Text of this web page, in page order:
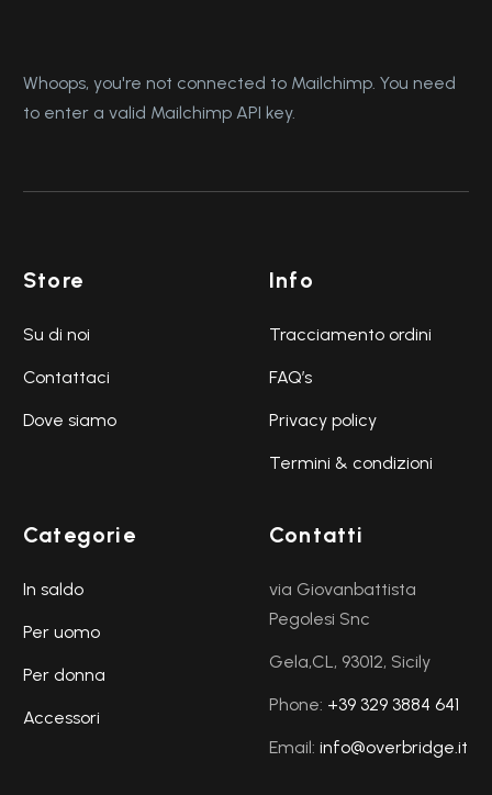
Whoops, you're not connected to Mailchimp. You need
to enter a valid Mailchimp API key.
Store
Su di noi
Contattaci
Dove siamo
Info
Tracciamento ordini
FAQ’s
Privacy policy
Termini & condizioni
Categorie
In saldo
Per uomo
Per donna
Accessori
Contatti
via Giovanbattista
Pegolesi Snc
Gela,CL, 93012, Sicily
Phone: +39 329 3884 641
Email: info@overbridge.it